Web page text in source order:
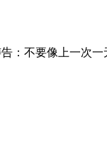
：不要像上一次一